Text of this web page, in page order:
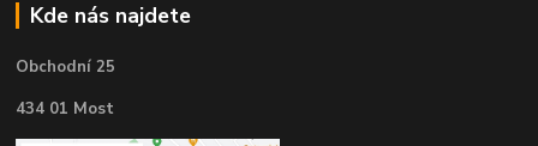
Kde nás najdete
Obchodní 25
434 01 Most